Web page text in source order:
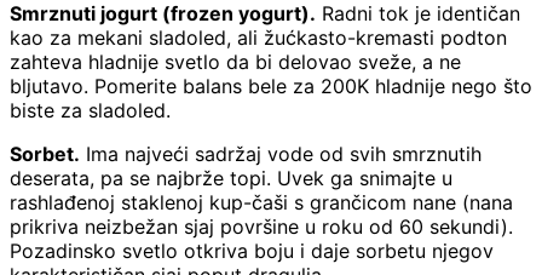
Smrznuti jogurt (frozen yogurt). Radni tok je identičan
kao za mekani sladoled, ali žućkasto-kremasti podton
zahteva hladnije svetlo da bi delovao sveže, a ne
bljutavo. Pomerite balans bele za 200K hladnije nego što
biste za sladoled.
Sorbet. Ima najveći sadržaj vode od svih smrznutih
deserata, pa se najbrže topi. Uvek ga snimajte u
rashlađenoj staklenoj kup-čaši s grančicom nane (nana
prikriva neizbežan sjaj površine u roku od 60 sekundi).
Pozadinsko svetlo otkriva boju i daje sorbetu njegov